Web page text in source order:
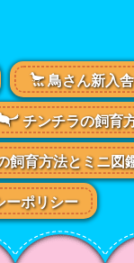
鳥さん新入舎
チンチラの飼育
飼育方法とミニ図
ーポリシー